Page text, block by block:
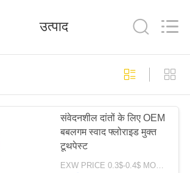
टूथपेस्ट
150
उत्पाद
संवेदनशील दांतों के लिए OEM
बबलगम स्वाद फ्लोराइड मुक्त
टूथपेस्ट
EXW PRICE 0.3$-0.4$ MOQ:500 पीसी -30000 पीसी